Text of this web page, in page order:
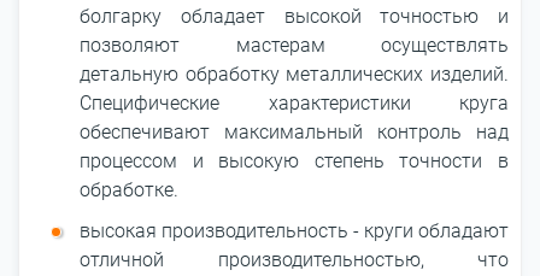
болгарку обладает высокой точностью и
позволяют мастерам осуществлять
детальную обработку металлических изделий.
Специфические характеристики круга
обеспечивают максимальный контроль над
процессом и высокую степень точности в
обработке.
высокая производительность - круги обладают
отличной производительностью, что